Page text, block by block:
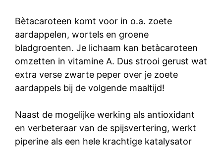
Bètacaroteen komt voor in o.a. zoete
aardappelen, wortels en groene
bladgroenten. Je lichaam kan betàcaroteen
omzetten in vitamine A. Dus strooi gerust wat
extra verse zwarte peper over je zoete
aardappels bij de volgende maaltijd!
Naast de mogelijke werking als antioxidant
en verbeteraar van de spijsvertering, werkt
piperine als een hele krachtige katalysator